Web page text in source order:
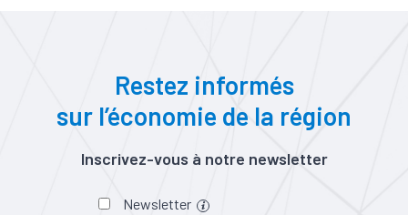
Restez informés
sur l’économie de la région
Inscrivez-vous à notre newsletter
Newsletter